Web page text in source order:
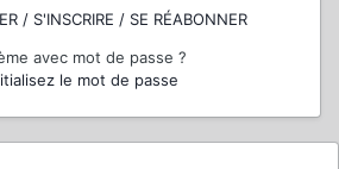
/ S'INSCRIRE / SE RÉABONNER
avec mot de passe ?
le mot de passe